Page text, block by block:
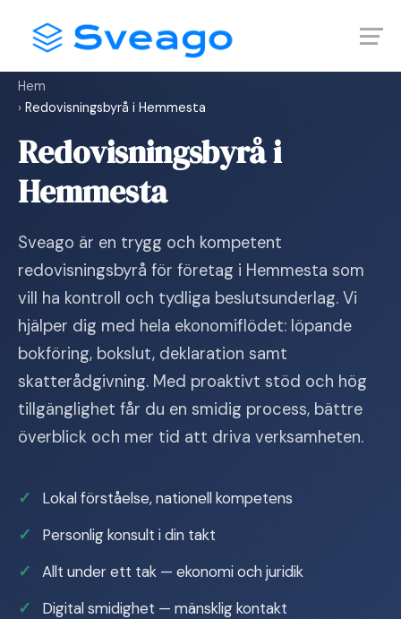
content
Hem
› Redovisningsbyrå i Hemmesta
Redovisningsbyrå i
Hemmesta
Sveago är en trygg och kompetent
redovisningsbyrå för företag i Hemmesta som
vill ha kontroll och tydliga beslutsunderlag. Vi
hjälper dig med hela ekonomiflödet: löpande
bokföring, bokslut, deklaration samt
skatterådgivning. Med proaktivt stöd och hög
tillgänglighet får du en smidig process, bättre
överblick och mer tid att driva verksamheten.
Lokal förståelse, nationell kompetens
Personlig konsult i din takt
Allt under ett tak — ekonomi och juridik
Digital smidighet — mänsklig kontakt